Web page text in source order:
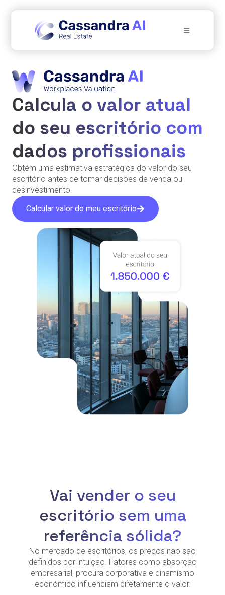
Calcula o valor atual
do seu escritório com
dados profissionais
Obtém uma estimativa estratégica do valor do seu
escritório antes de tomar decisões de venda ou
desinvestimento.
Calcular valor do meu escritório
Vai vender o seu
escritório sem uma
referência sólida?
No mercado de escritórios, os preços não são
definidos por intuição. Fatores como absorção
empresarial, procura corporativa e dinamismo
económico influenciam diretamente o valor.